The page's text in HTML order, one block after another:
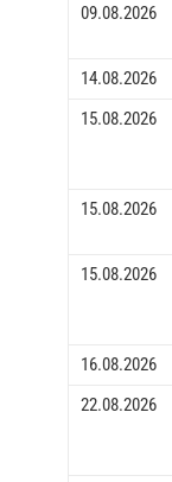
09.08.2026
14.08.2026
15.08.2026
15.08.2026
15.08.2026
16.08.2026
22.08.2026